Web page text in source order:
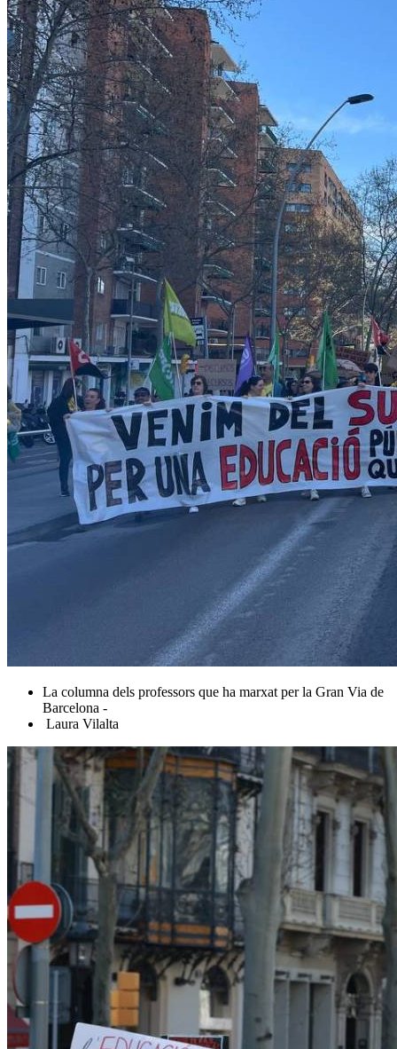
La columna dels professors que ha marxat per la Gran Via de
Barcelona -
Laura Vilalta